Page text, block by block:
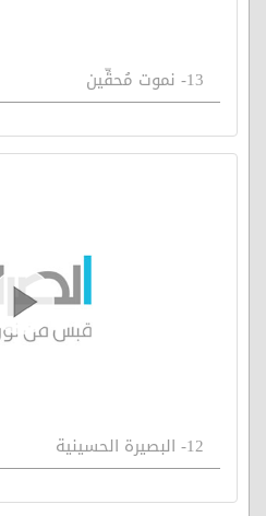
13- نموت مُحقِّين
12- البصيرة الحسينية